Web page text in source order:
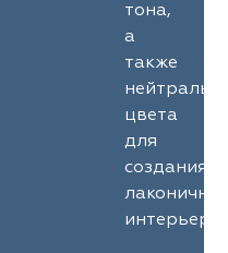
тона,
а
также
цвета
для
создания